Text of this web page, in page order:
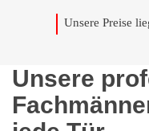
Unsere Preise
Unsere